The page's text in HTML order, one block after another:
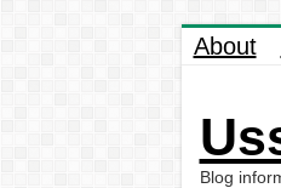
About
Blog